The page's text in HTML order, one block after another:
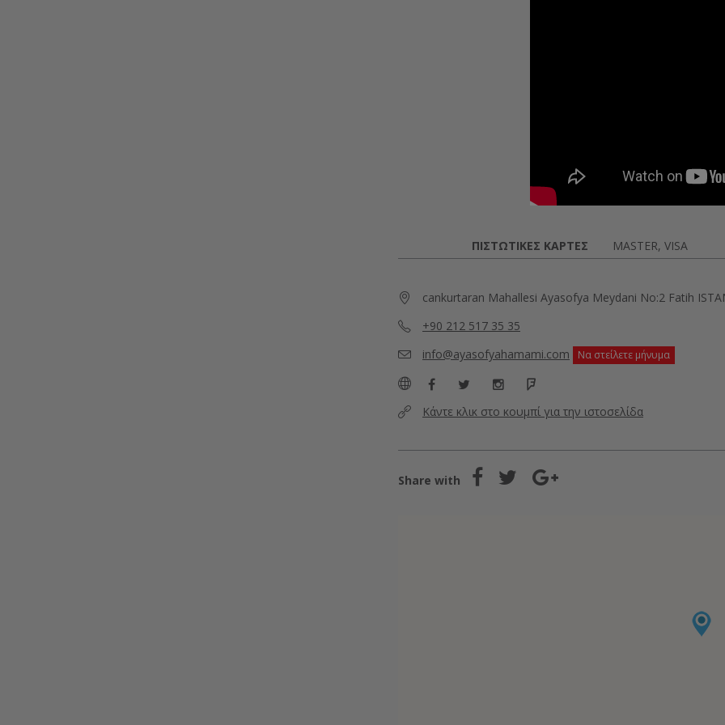
ΠΙΣΤΩΤΙΚΈΣ ΚΆΡΤΕΣ MASTER, VISA
cankurtaran Mahallesi Ayasofya Meydani No:2 Fatih
+90 212 517 35 35
info@ayasofyahamami.com
Να στείλετε μήνυμα
Κάντε κλικ στο κουμπί για την ιστοσελίδα
Share with